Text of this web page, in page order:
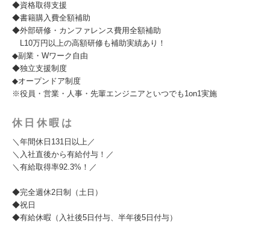
◆資格取得支援
◆書籍購入費全額補助
◆外部研修・カンファレンス費用全額補助
L10万円以上の高額研修も補助実績あり！
◆副業・Wワーク自由
◆独立支援制度
◆オープンドア制度
※役員・営業・人事・先輩エンジニアといつでも1on1実施
休日休暇は
＼年間休日131日以上／
＼入社直後から有給付与！／
＼有給取得率92.3%！／
◆完全週休2日制（土日）
◆祝日
◆有給休暇（入社後5日付与、半年後5日付与）